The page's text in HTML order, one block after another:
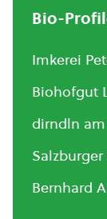
Bio-
Imkerei
Biohofgut
dirndln
Bernhard